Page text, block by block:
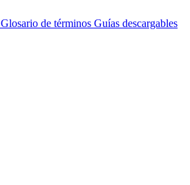
Glosario de términos Guías descargables